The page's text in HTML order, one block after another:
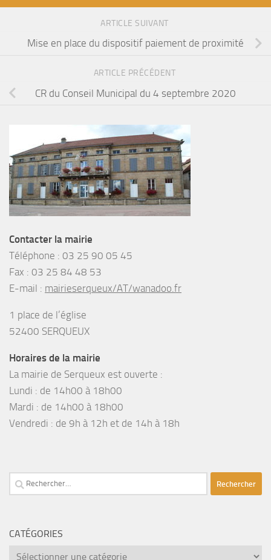
ARTICLE SUIVANT
Mise en place du dispositif paiement de proximité
ARTICLE PRÉCÉDENT
CR du Conseil Municipal du 4 septembre 2020
Contacter la mairie
Téléphone : 03 25 90 05 45
Fax : 03 25 84 48 53
E-mail : mairieserqueux/AT/wanadoo.fr
1 place de l’église
52400 SERQUEUX
Horaires de la mairie
La mairie de Serqueux est ouverte :
Lundi : de 14h00 à 18h00
Mardi : de 14h00 à 18h00
Vendredi : de 9h à 12h et de 14h à 18h
Rechercher :
CATÉGORIES
catégories